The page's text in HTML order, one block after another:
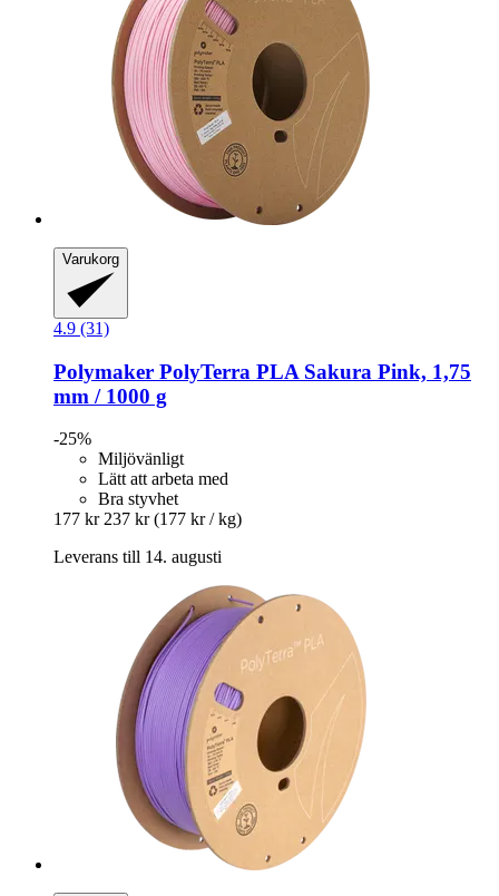
Varukorg
4.9 (31)
Polymaker PolyTerra PLA Sakura Pink, 1,75
mm / 1000 g
-25%
Miljövänligt
Lätt att arbeta med
Bra styvhet
177 kr 237 kr (177 kr / kg)
Leverans till 14. augusti